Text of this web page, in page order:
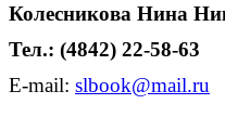
Колесникова Нина
Тел.: (4842) 22-58-63
E-mail: slbook@mail.ru